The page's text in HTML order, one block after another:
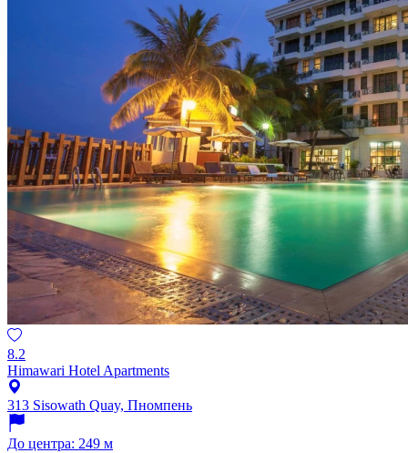
8.2
Himawari Hotel Apartments
313 Sisowath Quay, Пномпень
До центра: 249 м